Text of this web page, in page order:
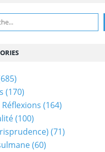
(170)
(164)
(100)
(71)
(60)